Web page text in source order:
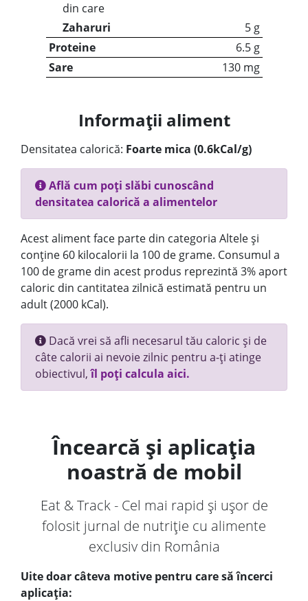
din care
Zaharuri
5 g
Proteine
6.5 g
Sare
130 mg
Informații aliment
Densitatea calorică: Foarte mica (0.6kCal/g)
Află cum poți slăbi cunoscând
densitatea calorică a alimentelor
Acest aliment face parte din categoria Altele și
conține 60 kilocalorii la 100 de grame. Consumul a
100 de grame din acest produs reprezintă 3% aport
caloric din cantitatea zilnică estimată pentru un
adult (2000 kCal).
Dacă vrei să afli necesarul tău caloric și de
câte calorii ai nevoie zilnic pentru a-ți atinge
obiectivul,îl poți calcula aici.
Încearcă și aplicația
noastră de mobil
Eat & Track - Cel mai rapid și ușor de
folosit jurnal de nutriție cu alimente
exclusiv din România
Uite doar câteva motive pentru care să încerci
aplicația: